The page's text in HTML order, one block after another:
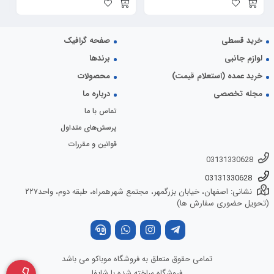
خرید قسطی
صفحه گرافیک
لوازم جانبی
برندها
خرید عمده (استعلام قیمت)
محصولات
مجله تخصصی
درباره ما
تماس با ما
پرسش‌های متداول
قوانین و مقررات
03131330628
03131330628
نشانی: اصفهان، خیابان بزرگمهر، مجتمع شهرهمراه، طبقه دوم، واحد۲۲۷
(تحویل حضوری سفارش ها)
تمامی حقوق متعلق به فروشگاه موباکو می باشد